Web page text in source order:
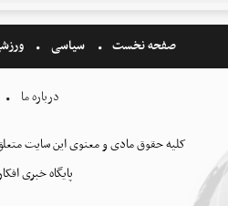
صفحه نخست سیاسی
درباره ما
کلیه حقوق مادی و معنوی این سایت
پایگاه خبری